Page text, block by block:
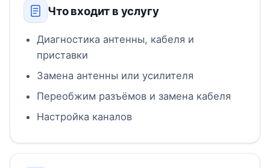
Что входит в услугу
Диагностика антенны, кабеля и
приставки
Замена антенны или усилителя
Переобжим разъёмов и замена кабеля
Настройка каналов